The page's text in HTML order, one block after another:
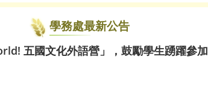
學務處最新公告
五國文化外語營」，鼓勵學生踴躍參加